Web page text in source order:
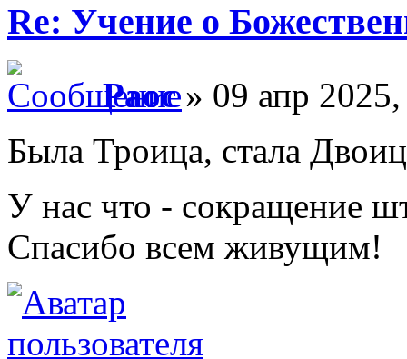
Re: Учение о
Раос» 09 апр
Была Троица, стала
У нас что - сокращение
Спасибо всем живущим!